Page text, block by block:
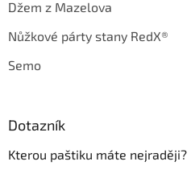
Džem z Mazelova
Nůžkové párty stany RedX®
Semo
Dotazník
Kterou paštiku máte nejraději?